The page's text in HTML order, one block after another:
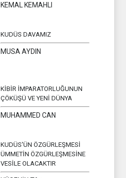
KEMAL KEMAHLI
KUDÜS DAVAMIZ
MUSA AYDIN
KİBİR İMPARATORLUĞUNUN
ÇÖKÜŞÜ VE YENİ DÜNYA
MUHAMMED CAN
KUDÜS'ÜN ÖZGÜRLEŞMESİ
ÜMMETİN ÖZGÜRLEŞMESİNE
VESİLE OLACAKTIR